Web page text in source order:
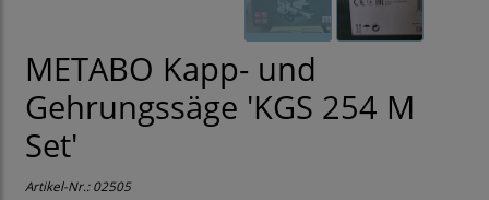
METABO Kapp- und
Gehrungssäge 'KGS 254 M
Set'
Artikel-Nr.:02505